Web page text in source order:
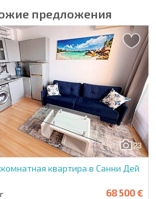
предложения
23
квартира в Санни Дей
68 500 €